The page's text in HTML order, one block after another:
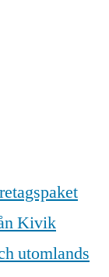
Kivik
utomlands